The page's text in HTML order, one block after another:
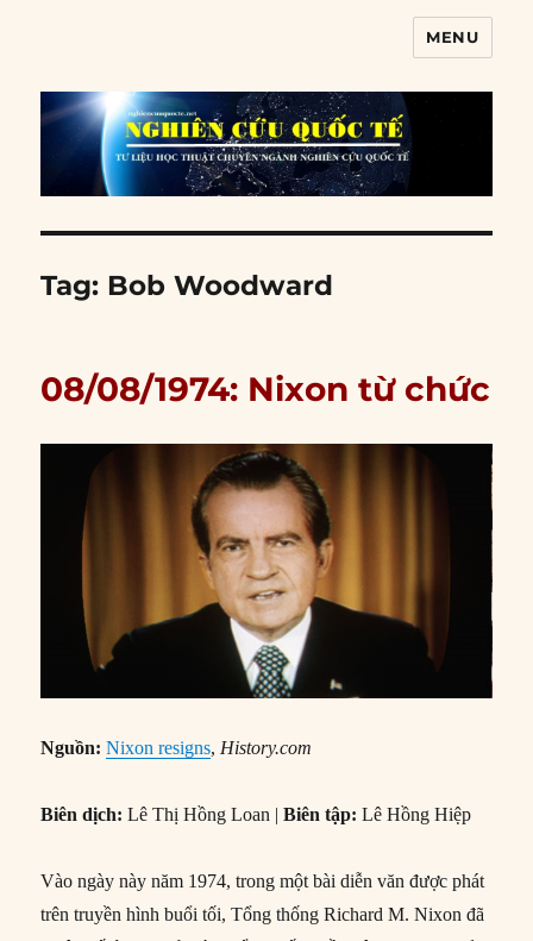
MENU
Tag: Bob Woodward
08/08/1974: Nixon từ chức
Nguồn: Nixon resigns, History.com
Biên dịch: Lê Thị Hồng Loan |Biên tập:Lê Hồng Hiệp
Vào ngày này năm 1974, trong một bài diễn văn được phát
trên truyền hình buổi tối, Tổng thống Richard M. Nixon đã